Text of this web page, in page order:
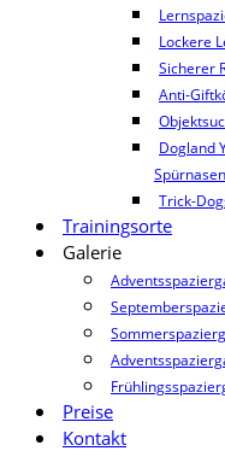
Lockere
Sicherer
Anti-
Dogland
Spürnasen
Trick-
Trainingsorte
Galerie
Preise
Kontakt